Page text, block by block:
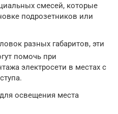
смесей, которые
подрозетников или
разных габаритов, эти
помочь при
электросети в местах с
освещения места